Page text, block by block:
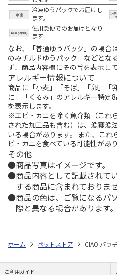
冷凍ゆうパックでお届けし
ます。
佐川急便でのお届けとなり
ます
なお、「普通ゆうパック」の場合
のみチルドゆうパック」などとな
ず、商品内容欄にその旨を表示して
アレルギー情報について
商品に「小麦」「そば」「卵」「
に」「くるみ」のアレルギー特定
を表示します。
※エビ・カニを除く魚介類（これ
された加工品も含む）は、漁獲漁
いる場合があります。 また、これ
ビ・カニを食べている可能性があり
その他
商品写真はイメージです。
商品内容として記載されて
する商品に含まれておりませ
商品の色は、ご覧になるパ
際と異なる場合があります。
ホーム ペットストア CIAO パウ
ご利用ガイド